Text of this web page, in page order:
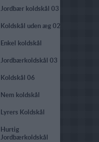
Jordbær koldskål 03
Koldskål uden æg 02
Enkel koldskål
Jordbærkoldskål 03
Koldskål 06
Nem koldskål
Lyrers Koldskål
Hurtig
Jordbærkoldskål